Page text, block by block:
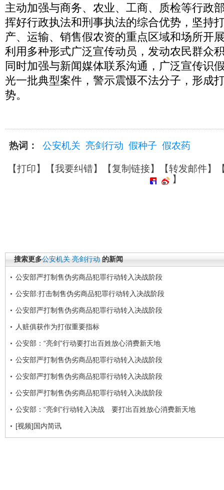
主动加强与商务、农业、工商、质检等行政
挥好行政执法和刑事执法的综合优势，坚持
产、运输、销售假农资的重点区域和场所开
利用多种形式广泛宣传动员，发动农民群众
同时加强与新闻媒体联系沟通，广泛宣传识
光一批典型案件，警示震慑不法分子，形成
势。
热词： 公安机关 亮剑行动 假种子 假农药
【打印】【我要纠错】【复制链接】【转发邮件】
】
搜索更多公安机关 亮剑行动 的新闻
公安部严打制售伪劣商品犯罪行动转入决战阶段
公安部:打击制售伪劣商品犯罪行动转入决战阶段
公安部严打制售伪劣商品犯罪行动转入决战阶段
人赃俱获作为打假重要指标
公安部：“亮剑”行动要打出百姓放心消费新天地
公安部严打制售伪劣商品犯罪行动转入决战阶段
公安部严打制售伪劣商品犯罪行动转入决战阶段
公安部严打制售伪劣商品犯罪行动转入决战阶段
公安部：“亮剑”行动转入决战 要打出百姓放心消费新天地
[视频]国内简讯